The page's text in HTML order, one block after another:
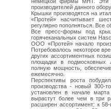
производителей данного
Крышки производятся на
«Протей» насчитывает
регулярно пополняться. Все
Все пресс-формы под
горячеканальных систем
ООО «Протей» начало
Потребовалось некоторое
других ассортиментных
площадки в подмосковных
полную мощность,
ежемесячно.
Перспективы роста
производства - новый 300-
установлен в начале
вырастут более чем в три
расширен ассортимент: к